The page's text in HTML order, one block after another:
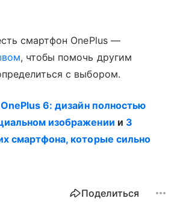
смартфон OnePlus —
, чтобы помочь другим
с выбором.
OnePlus 6: дизайн полностью
изображении и 3
смартфона, которые сильно
Поделиться